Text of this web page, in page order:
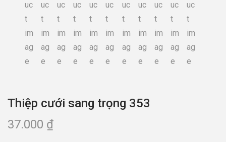
Thiệp cưới sang trọng 353
37.000 ₫